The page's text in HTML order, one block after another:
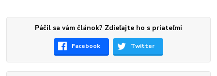
Páčil sa vám článok? Zdieľajte ho s priateľmi
Facebook Twitter